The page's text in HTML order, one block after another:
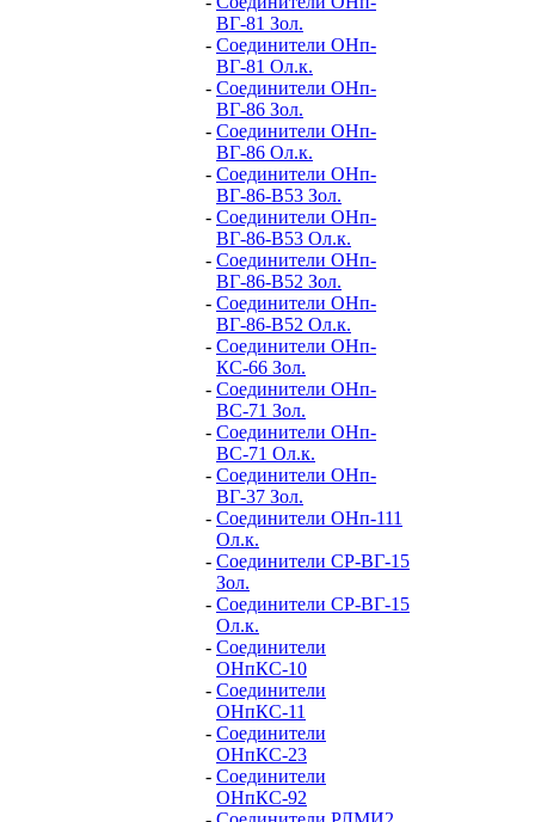
ВГ-81 Зол.
- Соединители ОНп-
ВГ-81 Ол.к.
- Соединители ОНп-
ВГ-86 Зол.
- Соединители ОНп-
ВГ-86 Ол.к.
- Соединители ОНп-
ВГ-86-В53 Зол.
- Соединители ОНп-
ВГ-86-В53 Ол.к.
- Соединители ОНп-
ВГ-86-В52 Зол.
- Соединители ОНп-
ВГ-86-В52 Ол.к.
- Соединители ОНп-
КС-66 Зол.
- Соединители ОНп-
ВС-71 Зол.
- Соединители ОНп-
ВС-71 Ол.к.
- Соединители ОНп-
ВГ-37 Зол.
- Соединители ОНп-111
Ол.к.
- Соединители СР-ВГ-15
Зол.
- Соединители СР-ВГ-15
Ол.к.
- Соединители
ОНпКС-10
- Соединители
ОНпКС-11
- Соединители
ОНпКС-23
- Соединители
ОНпКС-92